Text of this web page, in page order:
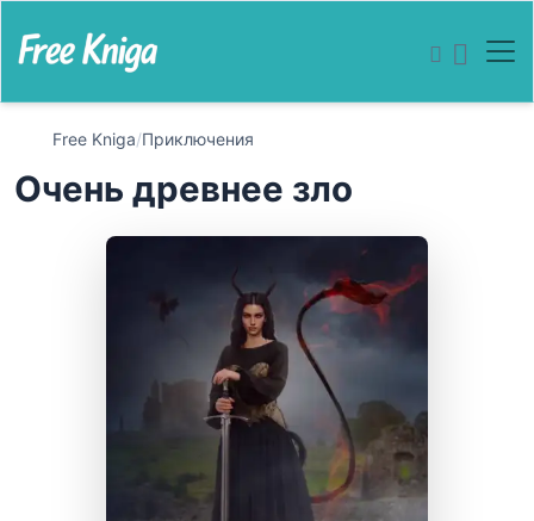
Free Kniga/Приключения
Очень древнее зло